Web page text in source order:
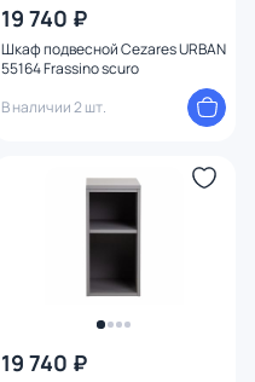
19 740 ₽
Шкаф подвесной Cezares URBAN
55164 Frassino scuro
В наличии 2 шт.
19 740 ₽